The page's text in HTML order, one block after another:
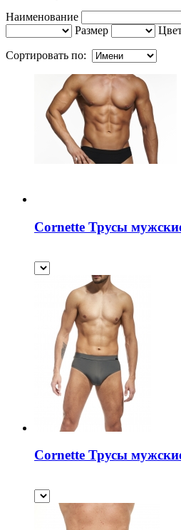
Наименование
Размер
Сортировать по:
Cornette Трусы
Cornette Трусы